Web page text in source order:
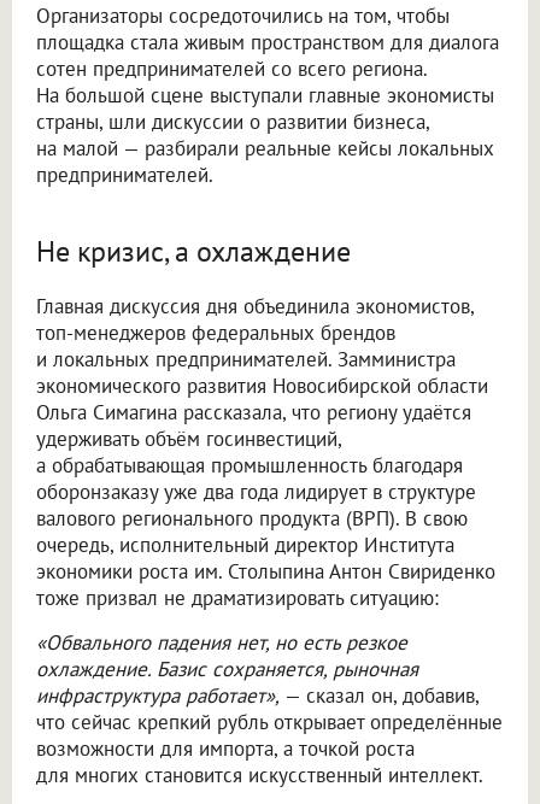
Организаторы сосредоточились на том, чтобы
площадка стала живым пространством для диалога
сотен предпринимателей со всего региона.
На большой сцене выступали главные экономисты
страны, шли дискуссии о развитии бизнеса,
на малой — разбирали реальные кейсы локальных
предпринимателей.
Не кризис, а охлаждение
Главная дискуссия дня объединила экономистов,
топ-менеджеров федеральных брендов
и локальных предпринимателей. Замминистра
экономического развития Новосибирской области
Ольга Симагина рассказала, что региону удаётся
удерживать объём госинвестиций,
а обрабатывающая промышленность благодаря
оборонзаказу уже два года лидирует в структуре
валового регионального продукта (ВРП). В свою
очередь, исполнительный директор Института
экономики роста им. Столыпина Антон Свириденко
тоже призвал не драматизировать ситуацию:
«Обвального падения нет, но есть резкое
охлаждение. Базис сохраняется, рыночная
инфраструктура работает», — сказал он, добавив,
что сейчас крепкий рубль открывает определённые
возможности для импорта, а точкой роста
для многих становится искусственный интеллект.